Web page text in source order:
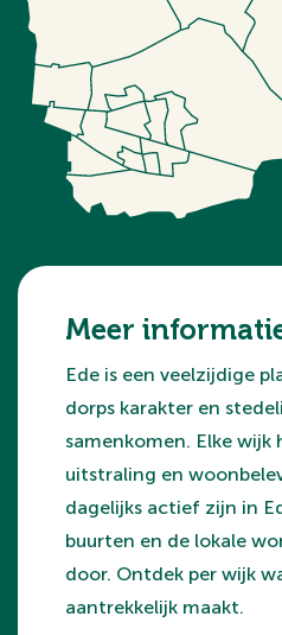
Meer
Ede is een veelzijdige
dorps karakter en
samenkomen. Elke wijk
uitstraling en
dagelijks actief zijn in
buurten en de lokale
door. Ontdek per wijk
aantrekkelijk maakt.